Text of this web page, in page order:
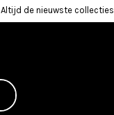
Altijd de nieuwste collecties